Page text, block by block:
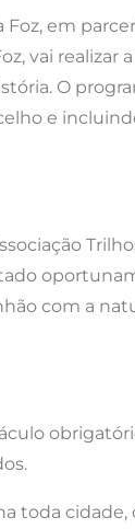
em
vai realizar
O
e
com a
cidade,